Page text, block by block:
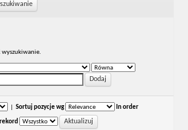
wyszukiwanie.
Sortuj pozycje wg In order